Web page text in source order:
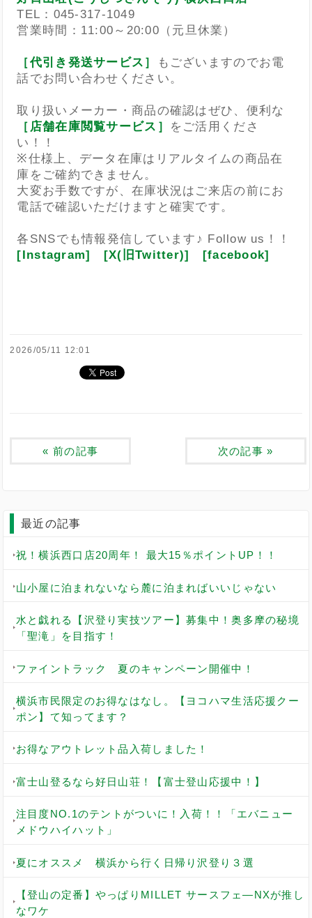
TEL：045-317-1049
営業時間：11:00～20:00（元旦休業）
［代引き発送サービス］
もございますのでお電
話でお問い合わせください。
取り扱いメーカー・商品の確認はぜひ、便利な
［店舗在庫閲覧サービス］
をご活用くださ
い！！
※仕様上、データ在庫はリアルタイムの商品在
庫をご確約できません。
大変お手数ですが、在庫状況はご来店の前にお
電話で確認いただけますと確実です。
各SNSでも情報発信しています♪ Follow us！！
[Instagram]
[X(旧Twitter)] [facebook]
2026/05/11 12:01
« 前の記事 次の記事 »
最近の記事
祝！横浜西口店20周年！ 最大15％ポイントUP！！
山小屋に泊まれないなら麓に泊まればいいじゃない
水と戯れる【沢登り実技ツアー】募集中！奥多摩の秘境
「聖滝」を目指す！
ファイントラック 夏のキャンペーン開催中！
横浜市民限定のお得なはなし。【ヨコハマ生活応援クー
ポン】て知ってます？
お得なアウトレット品入荷しました！
富士山登るなら好日山荘！【富士登山応援中！】
注目度NO.1のテントがついに！入荷！！「エバニュー
メドウハイハット」
夏にオススメ 横浜から行く日帰り沢登り３選
【登山の定番】やっぱりMILLET サースフェ―NXが推し
なワケ